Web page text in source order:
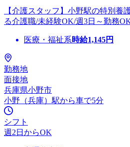
【介護スタッフ】小野駅の特別養
る介護職/未経験OK/週3日～勤務
医療・福祉系時給1,145円
勤務地
面接地
兵庫県小野市
小野（兵庫）駅から車で5分
シフト
週2日からOK